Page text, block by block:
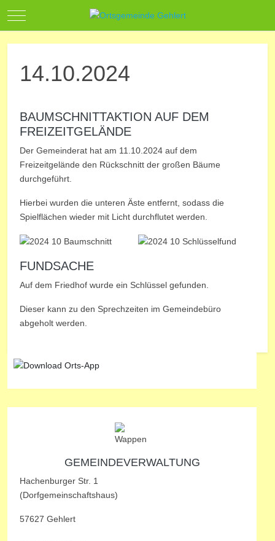
Mobile Menu Toggle
14.10.2024
BAUMSCHNITTAKTION AUF DEM
FREIZEITGELÄNDE
Der Gemeinderat hat am 11.10.2024 auf dem
Freizeitgelände den Rückschnitt der großen Bäume
durchgeführt.
Hierbei wurden die unteren Äste entfernt, sodass die
Spielflächen wieder mit Licht durchflutet werden.
FUNDSACHE
Auf dem Friedhof wurde ein Schlüssel gefunden.
Dieser kann zu den Sprechzeiten im Gemeindebüro
abgeholt werden.
GEMEINDEVERWALTUNG
Hachenburger Str. 1
(Dorfgemeinschaftshaus)
57627 Gehlert